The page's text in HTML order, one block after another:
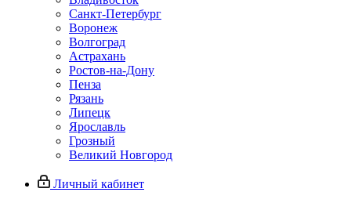
Санкт-Петербург
Воронеж
Волгоград
Астрахань
Ростов-на-Дону
Пенза
Рязань
Липецк
Ярославль
Грозный
Великий Новгород
Личный кабинет